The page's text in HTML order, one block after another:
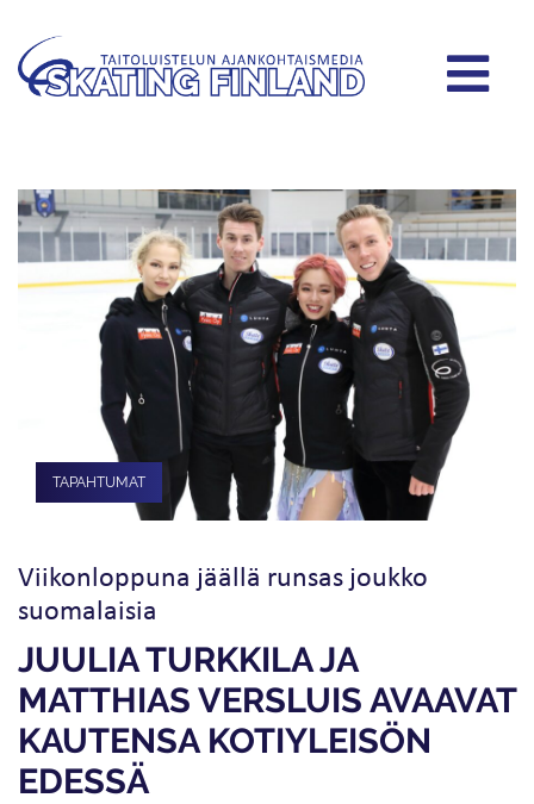
TAPAHTUMAT
Viikonloppuna jäällä runsas joukko
suomalaisia
JUULIA TURKKILA JA
MATTHIAS VERSLUIS AVAAVAT
KAUTENSA KOTIYLEISÖN
EDESSÄ